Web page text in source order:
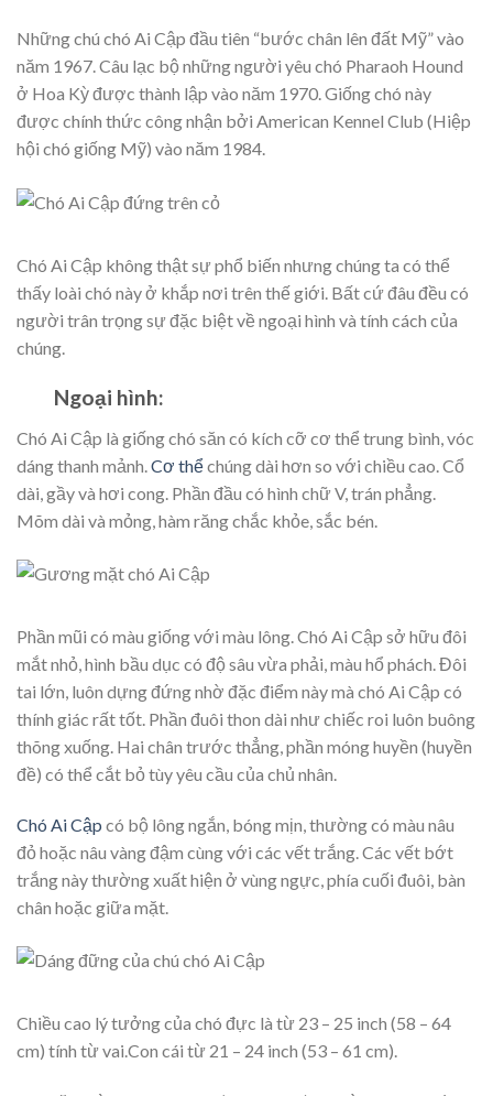
Những chú chó Ai Cập đầu tiên “bước chân lên đất Mỹ” vào
năm 1967. Câu lạc bộ những người yêu chó Pharaoh Hound
ở Hoa Kỳ được thành lập vào năm 1970. Giống chó này
được chính thức công nhận bởi American Kennel Club (Hiệp
hội chó giống Mỹ) vào năm 1984.
Chó Ai Cập không thật sự phổ biến nhưng chúng ta có thể
thấy loài chó này ở khắp nơi trên thế giới. Bất cứ đâu đều có
người trân trọng sự đặc biệt về ngoại hình và tính cách của
chúng.
Ngoại hình:
Chó Ai Cập là giống chó săn có kích cỡ cơ thể trung bình, vóc
dáng thanh mảnh.Cơ thểchúng dài hơn so với chiều cao. Cổ
dài, gầy và hơi cong. Phần đầu có hình chữ V, trán phẳng.
Mõm dài và mỏng, hàm răng chắc khỏe, sắc bén.
Phần mũi có màu giống với màu lông. Chó Ai Cập sở hữu đôi
mắt nhỏ, hình bầu dục có độ sâu vừa phải, màu hổ phách. Đôi
tai lớn, luôn dựng đứng nhờ đặc điểm này mà chó Ai Cập có
thính giác rất tốt. Phần đuôi thon dài như chiếc roi luôn buông
thõng xuống. Hai chân trước thẳng, phần móng huyền (huyền
đề) có thể cắt bỏ tùy yêu cầu của chủ nhân.
Chó Ai Cập có bộ lông ngắn, bóng mịn, thường có màu nâu
đỏ hoặc nâu vàng đậm cùng với các vết trắng. Các vết bớt
trắng này thường xuất hiện ở vùng ngực, phía cuối đuôi, bàn
chân hoặc giữa mặt.
Chiều cao lý tưởng của chó đực là từ 23 – 25 inch (58 – 64
cm) tính từ vai.Con cái từ 21 – 24 inch (53 – 61 cm).